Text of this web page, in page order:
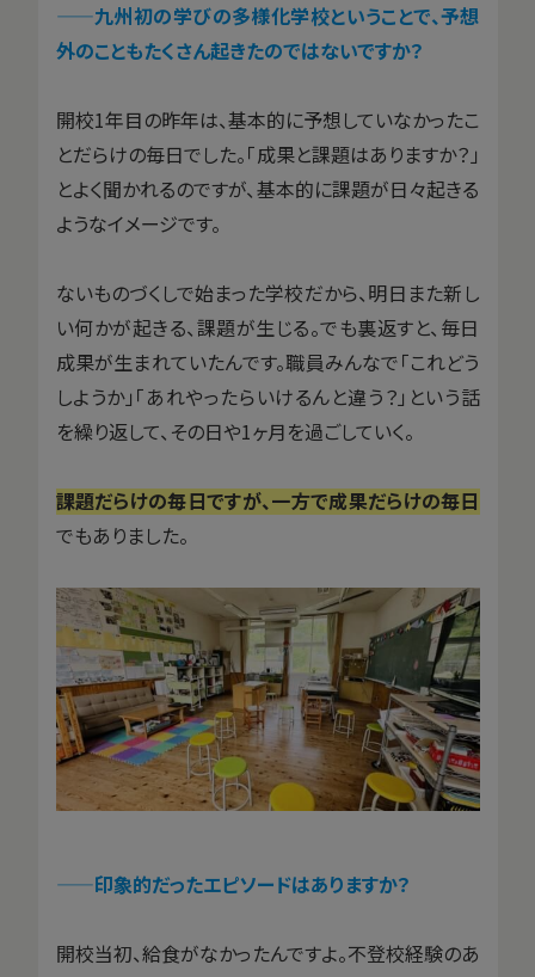
——九州初の学びの多様化学校ということで、予想
外のこともたくさん起きたのではないですか？
開校1年目の昨年は、基本的に予想していなかったこ
とだらけの毎日でした。「成果と課題はありますか？」
とよく聞かれるのですが、基本的に課題が日々起きる
ようなイメージです。
ないものづくしで始まった学校だから、明日また新し
い何かが起きる、課題が生じる。でも裏返すと、毎日
成果が生まれていたんです。職員みんなで「これどう
しようか」「あれやったらいけるんと違う？」という話
を繰り返して、その日や1ヶ月を過ごしていく。
課題だらけの毎日ですが、一方で成果だらけの毎日
でもありました。
——印象的だったエピソードはありますか？
開校当初、給食がなかったんですよ。不登校経験のあ